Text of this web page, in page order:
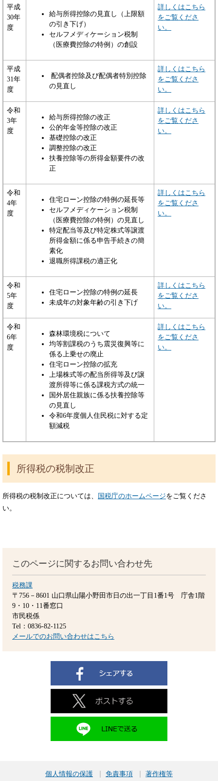
平成
30年
度
給与所得控除の見直し（上限額
の引き下げ）
セルフメディケーション税制
（医療費控除の特例）の創設
詳しくはこちら
をご覧くださ
い。
平成
31年
度
配偶者控除及び配偶者特別控除
の見直し
詳しくはこちら
をご覧くださ
い。
令和
3年
度
給与所得控除の改正
公的年金等控除の改正
基礎控除の改正
調整控除の改正
扶養控除等の所得金額要件の改
正
詳しくはこちら
をご覧くださ
い。
令和
4年
度
住宅ローン控除の特例の延長等
セルフメディケーション税制
（医療費控除の特例）の見直し
特定配当等及び特定株式等譲渡
所得金額に係る申告手続きの簡
素化
退職所得課税の適正化
詳しくはこちら
をご覧くださ
い。
令和
5年
度
住宅ローン控除の特例の延長
未成年の対象年齢の引き下げ
詳しくはこちら
をご覧くださ
い。
令和
6年
度
森林環境税について
均等割課税のうち震災復興等に
係る上乗せの廃止
住宅ローン控除の拡充
上場株式等の配当所得等及び譲
渡所得等に係る課税方式の統一
国外居住親族に係る扶養控除等
の見直し
令和6年度個人住民税に対する定
額減税
詳しくはこちら
をご覧くださ
い。
所得税の税制改正
所得税の税制改正については、 国税庁のホームページをご覧くださ
い。
このページに関するお問い合わせ先
税務課
〒756－8601 山口県山陽小野田市日の出一丁目1番1号 庁舎1階
9・10・11番窓口
市民税係
Tel：0836-82-1125
メールでのお問い合わせはこちら
個人情報の保護 免責事項 著作権等